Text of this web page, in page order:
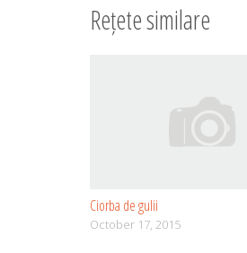
Rețete similare
Ciorba de gulii
October 17, 2015